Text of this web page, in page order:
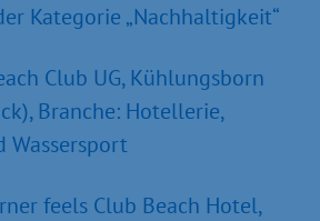
Kategorie „Nachhaltigkeit“
Club UG, Kühlungsborn
Branche: Hotellerie,
Wassersport
feels Club Beach Hotel,